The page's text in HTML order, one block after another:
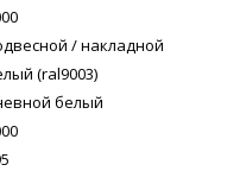
/ накладной
(ral9003)
белый